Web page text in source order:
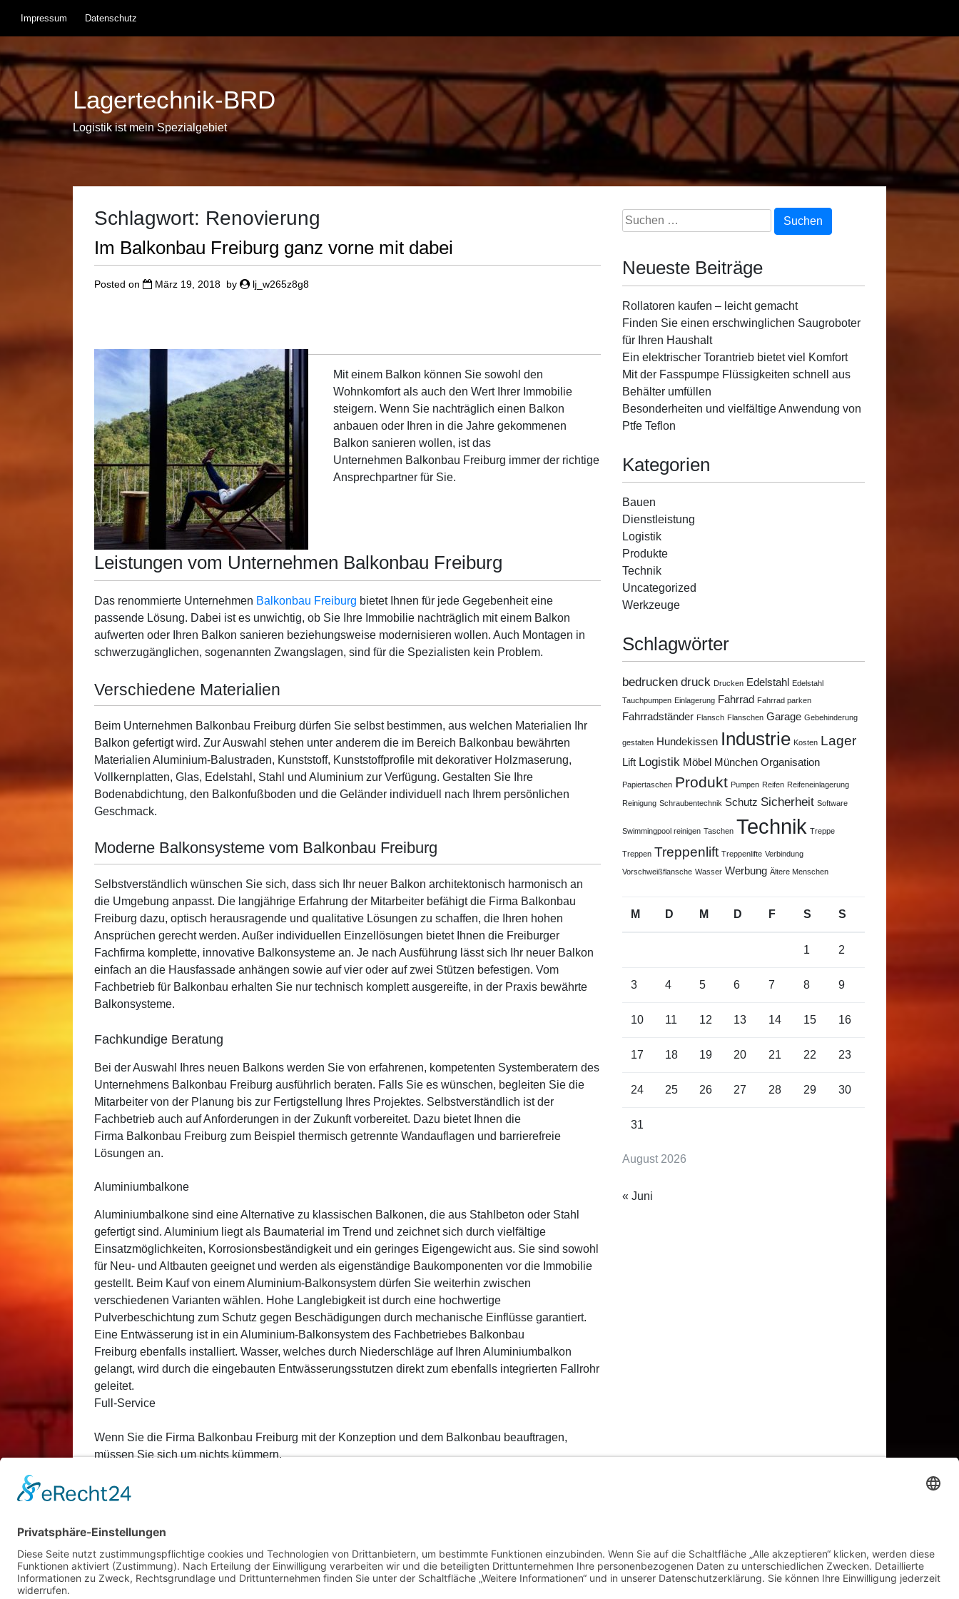
Impressum Datenschutz
Lagertechnik-BRD
Logistik ist mein Spezialgebiet
Schlagwort: Renovierung
Im Balkonbau Freiburg ganz vorne mit dabei
Posted on März 19, 2018 by lj_w265z8g8
Mit einem Balkon können Sie sowohl den
Wohnkomfort als auch den Wert Ihrer Immobilie
steigern. Wenn Sie nachträglich einen Balkon
anbauen oder Ihren in die Jahre gekommenen
Balkon sanieren wollen, ist das
Unternehmen Balkonbau Freiburg immer der richtige
Ansprechpartner für Sie.
Leistungen vom Unternehmen Balkonbau Freiburg
Das renommierte Unternehmen Balkonbau Freiburg bietet Ihnen für jede Gegebenheit eine
passende Lösung. Dabei ist es unwichtig, ob Sie Ihre Immobilie nachträglich mit einem Balkon
aufwerten oder Ihren Balkon sanieren beziehungsweise modernisieren wollen. Auch Montagen in
schwerzugänglichen, sogenannten Zwangslagen, sind für die Spezialisten kein Problem.
Verschiedene Materialien
Beim Unternehmen Balkonbau Freiburg dürfen Sie selbst bestimmen, aus welchen Materialien Ihr
Balkon gefertigt wird. Zur Auswahl stehen unter anderem die im Bereich Balkonbau bewährten
Materialien Aluminium-Balustraden, Kunststoff, Kunststoffprofile mit dekorativer Holzmaserung,
Vollkernplatten, Glas, Edelstahl, Stahl und Aluminium zur Verfügung. Gestalten Sie Ihre
Bodenabdichtung, den Balkonfußboden und die Geländer individuell nach Ihrem persönlichen
Geschmack.
Moderne Balkonsysteme vom Balkonbau Freiburg
Selbstverständlich wünschen Sie sich, dass sich Ihr neuer Balkon architektonisch harmonisch an
die Umgebung anpasst. Die langjährige Erfahrung der Mitarbeiter befähigt die Firma Balkonbau
Freiburg dazu, optisch herausragende und qualitative Lösungen zu schaffen, die Ihren hohen
Ansprüchen gerecht werden. Außer individuellen Einzellösungen bietet Ihnen die Freiburger
Fachfirma komplette, innovative Balkonsysteme an. Je nach Ausführung lässt sich Ihr neuer Balkon
einfach an die Hausfassade anhängen sowie auf vier oder auf zwei Stützen befestigen. Vom
Fachbetrieb für Balkonbau erhalten Sie nur technisch komplett ausgereifte, in der Praxis bewährte
Balkonsysteme.
Fachkundige Beratung
Bei der Auswahl Ihres neuen Balkons werden Sie von erfahrenen, kompetenten Systemberatern des
Unternehmens Balkonbau Freiburg ausführlich beraten. Falls Sie es wünschen, begleiten Sie die
Mitarbeiter von der Planung bis zur Fertigstellung Ihres Projektes. Selbstverständlich ist der
Fachbetrieb auch auf Anforderungen in der Zukunft vorbereitet. Dazu bietet Ihnen die
Firma Balkonbau Freiburg zum Beispiel thermisch getrennte Wandauflagen und barrierefreie
Lösungen an.
Aluminiumbalkone
Aluminiumbalkone sind eine Alternative zu klassischen Balkonen, die aus Stahlbeton oder Stahl
gefertigt sind. Aluminium liegt als Baumaterial im Trend und zeichnet sich durch vielfältige
Einsatzmöglichkeiten, Korrosionsbeständigkeit und ein geringes Eigengewicht aus. Sie sind sowohl
für Neu- und Altbauten geeignet und werden als eigenständige Baukomponenten vor die Immobilie
gestellt. Beim Kauf von einem Aluminium-Balkonsystem dürfen Sie weiterhin zwischen
verschiedenen Varianten wählen. Hohe Langlebigkeit ist durch eine hochwertige
Pulverbeschichtung zum Schutz gegen Beschädigungen durch mechanische Einflüsse garantiert.
Eine Entwässerung ist in ein Aluminium-Balkonsystem des Fachbetriebes Balkonbau
Freiburg ebenfalls installiert. Wasser, welches durch Niederschläge auf Ihren Aluminiumbalkon
gelangt, wird durch die eingebauten Entwässerungsstutzen direkt zum ebenfalls integrierten Fallrohr
geleitet.
Full-Service
Wenn Sie die Firma Balkonbau Freiburg mit der Konzeption und dem Balkonbau beauftragen,
müssen Sie sich um nichts kümmern.
Posted in
Modernisierung
Suchen
nach:
Neueste Beiträge
Rollatoren kaufen – leicht gemacht
Finden Sie einen erschwinglichen Saugroboter
für Ihren Haushalt
Ein elektrischer Torantrieb bietet viel Komfort
Mit der Fasspumpe Flüssigkeiten schnell aus
Behälter umfüllen
Besonderheiten und vielfältige Anwendung von
Ptfe Teflon
Kategorien
Bauen
Dienstleistung
Logistik
Produkte
Technik
Uncategorized
Werkzeuge
Schlagwörter
bedrucken druck Drucken Edelstahl
Edelstahl
Tauchpumpen Einlagerung Fahrrad Fahrrad parken
Fahrradständer Flansch Flanschen Garage Gebehinderung
gestalten Hundekissen Industrie Kosten Lager
Lift Logistik Möbel München Organisation
Papiertaschen Produkt Pumpen Reifen Reifeneinlagerung
Reinigung Schraubentechnik Schutz Sicherheit Software
Swimmingpool reinigen Taschen Technik Treppe
Treppen Treppenlift Treppenlifte Verbindung
Vorschweißflansche Wasser Werbung Ältere Menschen
August 2026
M D M D F S S
1 2
3 4 5 6 7 8 9
10 11 12 13 14 15 16
17 18 19 20 21 22 23
24 25 26 27 28 29 30
31
« Juni